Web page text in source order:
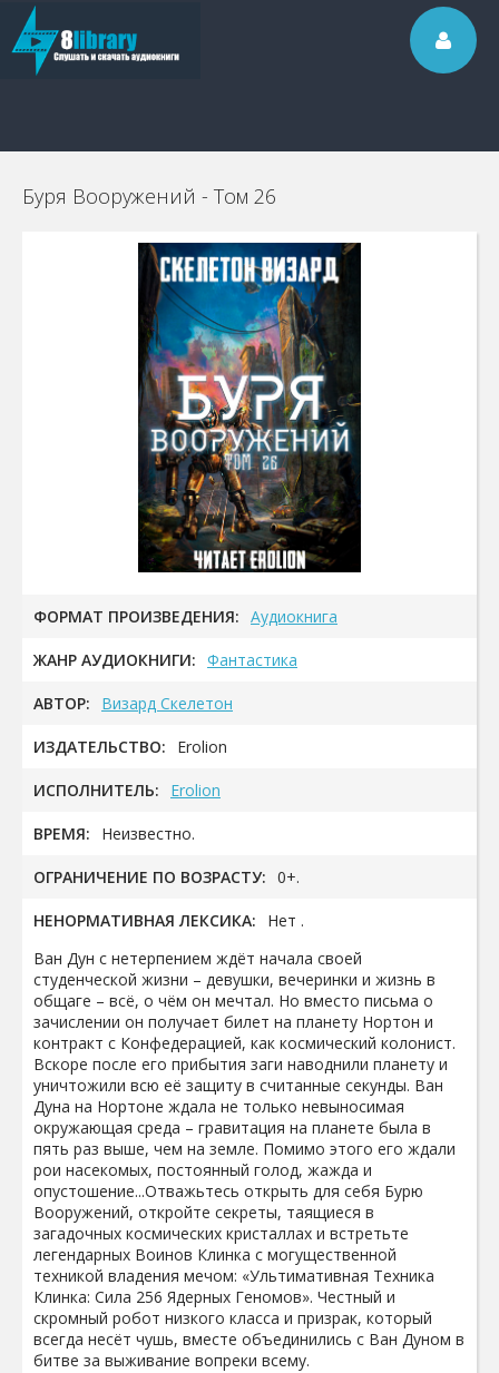
Буря Вооружений - Том 26
ФОРМАТ ПРОИЗВЕДЕНИЯ: Аудиокнига
ЖАНР АУДИОКНИГИ: Фантастика
АВТОР: Визард Скелетон
ИЗДАТЕЛЬСТВО: Erolion
ИСПОЛНИТЕЛЬ: Erolion
ВРЕМЯ: Неизвестно.
ОГРАНИЧЕНИЕ ПО ВОЗРАСТУ: 0+.
НЕНОРМАТИВНАЯ ЛЕКСИКА:
Нет .
Ван Дун с нетерпением ждёт начала своей
студенческой жизни – девушки, вечеринки и жизнь в
общаге – всё, о чём он мечтал. Но вместо письма о
зачислении он получает билет на планету Нортон и
контракт с Конфедерацией, как космический колонист.
Вскоре после его прибытия заги наводнили планету и
уничтожили всю её защиту в считанные секунды. Ван
Дуна на Нортоне ждала не только невыносимая
окружающая среда – гравитация на планете была в
пять раз выше, чем на земле. Помимо этого его ждали
рои насекомых, постоянный голод, жажда и
опустошение...Отважьтесь открыть для себя Бурю
Вооружений, откройте секреты, таящиеся в
загадочных космических кристаллах и встретьте
легендарных Воинов Клинка с могущественной
техникой владения мечом: «Ультимативная Техника
Клинка: Сила 256 Ядерных Геномов». Честный и
скромный робот низкого класса и призрак, который
всегда несёт чушь, вместе объединились с Ван Дуном в
битве за выживание вопреки всему.